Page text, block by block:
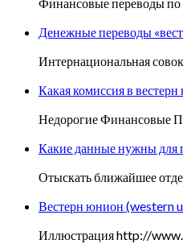
Финансовые переводы по
Денежные переводы
Интернациональная
Какая комиссия в
Недорогие Финансовые
Какие данные нужны для
Отыскать ближайшее
Вестерн юнион (western
Иллюстрация http://